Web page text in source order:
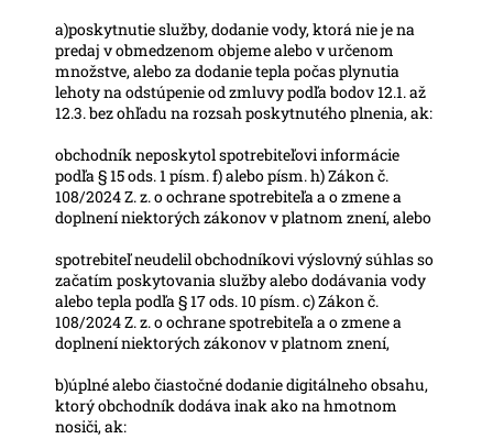
a)poskytnutie služby, dodanie vody, ktorá nie je na
predaj v obmedzenom objeme alebo v určenom
množstve, alebo za dodanie tepla počas plynutia
lehoty na odstúpenie od zmluvy podľa bodov 12.1. až
12.3. bez ohľadu na rozsah poskytnutého plnenia, ak:
obchodník neposkytol spotrebiteľovi informácie
podľa § 15 ods. 1 písm. f) alebo písm. h) Zákon č.
108/2024 Z. z. o ochrane spotrebiteľa a o zmene a
doplnení niektorých zákonov v platnom znení, alebo
spotrebiteľ neudelil obchodníkovi výslovný súhlas so
začatím poskytovania služby alebo dodávania vody
alebo tepla podľa § 17 ods. 10 písm. c) Zákon č.
108/2024 Z. z. o ochrane spotrebiteľa a o zmene a
doplnení niektorých zákonov v platnom znení,
b)úplné alebo čiastočné dodanie digitálneho obsahu,
ktorý obchodník dodáva inak ako na hmotnom
nosiči, ak: